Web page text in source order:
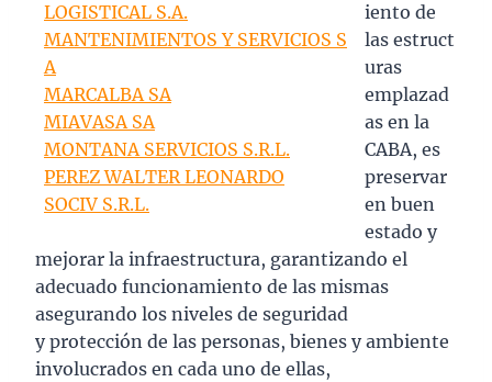
LOGISTICAL S.A.
MANTENIMIENTOS Y SERVICIOS S
A
MARCALBA SA
MIAVASA SA
MONTANA SERVICIOS S.R.L.
PEREZ WALTER LEONARDO
SOCIV S.R.L.
iento de
las estruct
uras
emplazad
as en la
CABA, es
preservar
en buen
estado y
mejorar la infraestructura, garantizando el
adecuado funcionamiento de las mismas
asegurando los niveles de seguridad
y protección de las personas, bienes y ambiente
involucrados en cada uno de ellas,